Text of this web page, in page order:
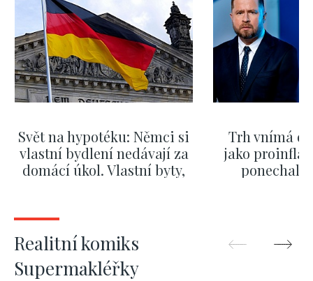
Svět na hypotéku: Němci si
vlastní bydlení nedávají za
domácí úkol. Vlastní byty,
Trh vnímá
jako
ponechali
Realitní komiks
Supermakléřky